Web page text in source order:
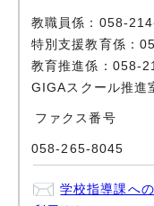
教職員係：058-
特別支援教育係：
教育推進係：058-
GIGAスクール推
ファクス番号
058-265-8045
学校指導課へ